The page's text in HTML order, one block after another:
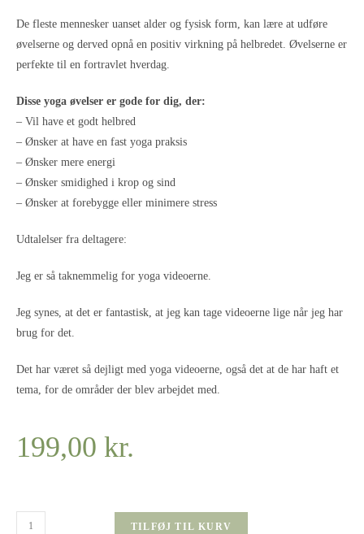
De fleste mennesker uanset alder og fysisk form, kan lære at udføre
øvelserne og derved opnå en positiv virkning på helbredet. Øvelserne er
perfekte til en fortravlet hverdag.
Disse yoga øvelser er gode for dig, der:
– Vil have et godt helbred
– Ønsker at have en fast yoga praksis
– Ønsker mere energi
– Ønsker smidighed i krop og sind
– Ønsker at forebygge eller minimere stress
Udtalelser fra deltagere:
Jeg er så taknemmelig for yoga videoerne.
Jeg synes, at det er fantastisk, at jeg kan tage videoerne lige når jeg har
brug for det.
Det har været så dejligt med yoga videoerne, også det at de har haft et
tema, for de områder der blev arbejdet med.
199,00 kr.
TILFØJ TIL KURV